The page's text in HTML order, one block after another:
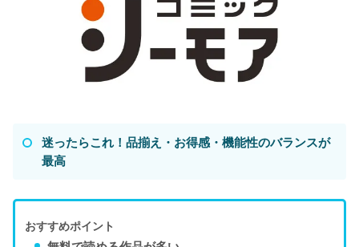
迷ったらこれ！品揃え・お得感・機能性のバランスが
最高
おすすめポイント